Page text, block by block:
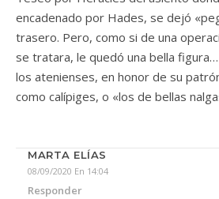
encadenado por Hades, se dejó
trasero. Pero, como si de una
se tratara, le quedó una bella
los atenienses, en honor de su
como calípiges, o «los de bellas
MARTA ELÍAS
08/09/2020 En 14:04
Responder